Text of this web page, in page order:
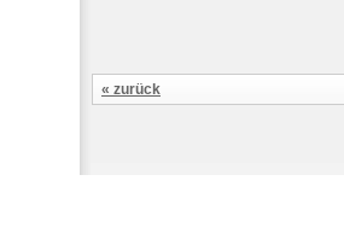
« zurück